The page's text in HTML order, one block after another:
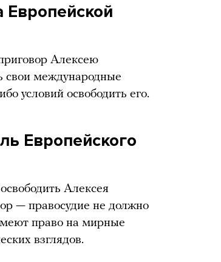
Европейской
Алексею
свои международные
условий освободить его.
Европейского
Алексея
— правосудие не должно
право на мирные
взглядов.